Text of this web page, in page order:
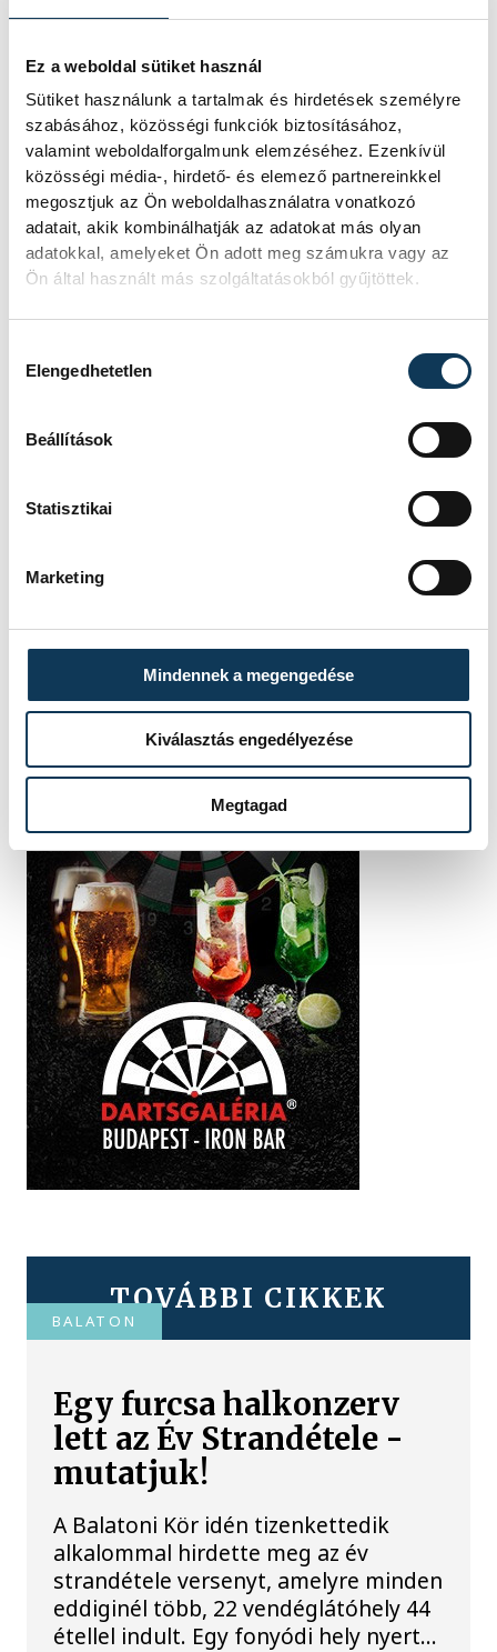
Ez a weboldal sütiket használ
Sütiket használunk a tartalmak és hirdetések személyre
szabásához, közösségi funkciók biztosításához,
valamint weboldalforgalmunk elemzéséhez. Ezenkívül
közösségi média-, hirdető- és elemező partnereinkkel
megosztjuk az Ön weboldalhasználatra vonatkozó
adatait, akik kombinálhatják az adatokat más olyan
adatokkal, amelyeket Ön adott meg számukra vagy az
Ön által használt más szolgáltatásokból gyűjtöttek.
Elengedhetetlen
Beállítások
Statisztikai
Marketing
Mindennek a megengedése
Kiválasztás engedélyezése
Megtagad
közélet Porga Gyula
civil
Autispektrum Egyesület
Brokés Judit
SZERZŐ
FOTÓS
Domján
Attila
TOVÁBBI CIKKEK
BALATON
Egy furcsa halkonzerv
lett az Év Strandétele -
mutatjuk!
A Balatoni Kör idén tizenkettedik
alkalommal hirdette meg az év
strandétele versenyt, amelyre minden
eddiginél több, 22 vendéglátóhely 44
étellel indult. Egy fonyódi hely nyert...